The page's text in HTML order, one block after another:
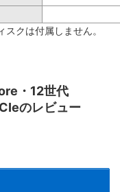
クは付属しません。
・12世代
のレビュー